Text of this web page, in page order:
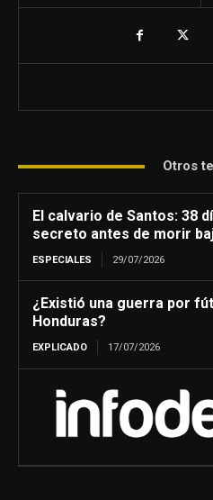
Otros
El calvario de Santos: 38
secreto antes de morir
ESPECIALES 29/07/2026
¿Existió una guerra por
Honduras?
EXPLICADO 17/07/2026